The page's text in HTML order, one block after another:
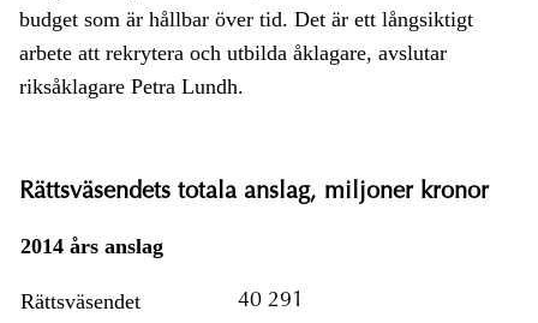
budget som är hållbar över tid. Det är ett långsiktigt
arbete att rekrytera och utbilda åklagare, avslutar
riksåklagare Petra Lundh.
Rättsväsendets totala anslag, miljoner kronor
2014 års anslag
Rättsväsendet 40 291